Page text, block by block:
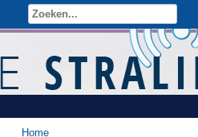
Home